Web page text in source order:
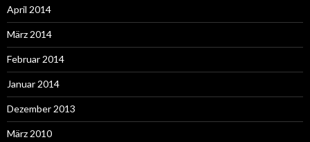
April 2014
März 2014
Februar 2014
Januar 2014
Dezember 2013
März 2010